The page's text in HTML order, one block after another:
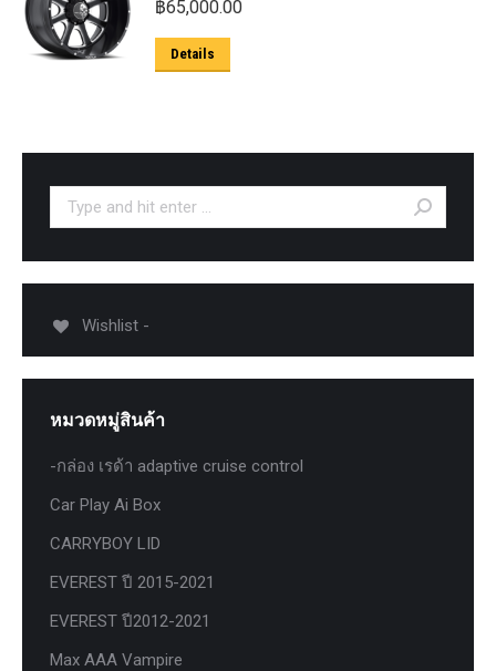
฿65,000.00
Details
Search:
Wishlist -
หมวดหมู่สินค้า
-กล่อง เรด้า adaptive cruise control
Car Play Ai Box
CARRYBOY LID
EVEREST ปี 2015-2021
EVEREST ปี2012-2021
Max AAA Vampire